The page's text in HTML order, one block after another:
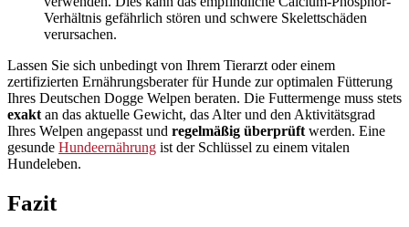
Verhältnis gefährlich stören und schwere Skelettschäden
verursachen.
Lassen Sie sich unbedingt von Ihrem Tierarzt oder einem
zertifizierten Ernährungsberater für Hunde zur optimalen Fütterung
Ihres Deutschen Dogge Welpen beraten. Die Futtermenge muss stets
exakt an das aktuelle Gewicht, das Alter und den Aktivitätsgrad
Ihres Welpen angepasst und regelmäßig überprüft werden. Eine
gesunde Hundeernährung ist der Schlüssel zu einem vitalen
Hundeleben.
Fazit